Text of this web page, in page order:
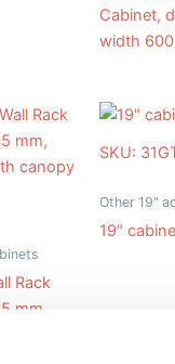
Cabinet,
width
Rack
mm,
canopy
SKU:
Other 19"
19″